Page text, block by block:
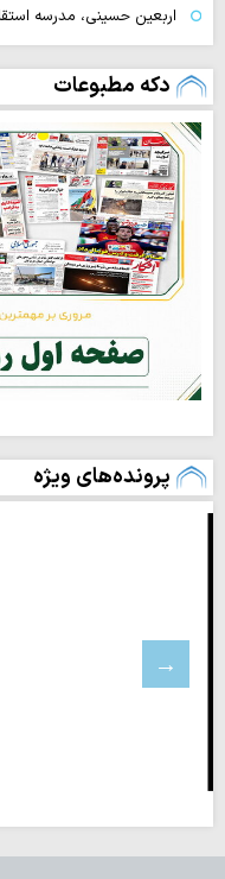
اربعین حسینی، مدرسه
دکه مطبوعات
پرونده‌های ویژه